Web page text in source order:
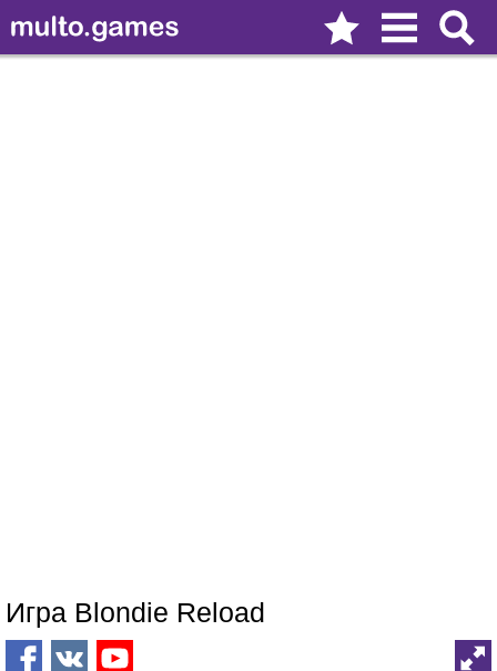
Игра Blondie Reload